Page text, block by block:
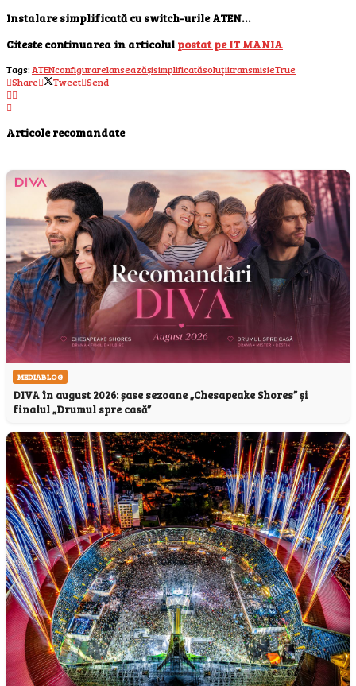
Instalare simplificată cu switch-urile ATEN…
Citeste continuarea in articolul postat pe IT MANIA
Tags: ATENconfigurarelanseazășisimplificatăsoluțiitransmisieTrue
Share
Tweet Send
Articole recomandate
MEDIABLOG
DIVA în august 2026: șase sezoane „Chesapeake Shores” și
finalul „Drumul spre casă”